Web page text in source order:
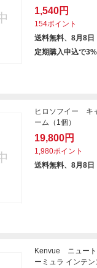
1,540円
154ポイント
送料無料、8月8日
定期購入申込で
ヒロソフイー キ
ーム（1個）
19,800円
1,980ポイント
送料無料、8月8日
Kenvue ニュート
ーミュラ インテ